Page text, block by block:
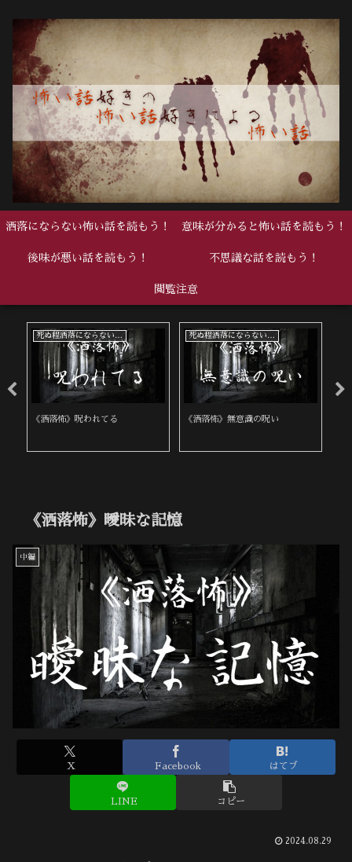
洒落にならない怖い話を読もう！ 意味が分かると怖い話を読もう！
後味が悪い話を読もう！ 不思議な話を読もう！
閲覧注意
死ぬ程洒落にならない怖い話
《洒落怖》呪われてる
死ぬ程洒落にならない怖い話
《洒落怖》無意識の呪い
《洒落怖》曖昧な記憶
中編
X Facebook はてブ
LINE コピー
2024.08.29